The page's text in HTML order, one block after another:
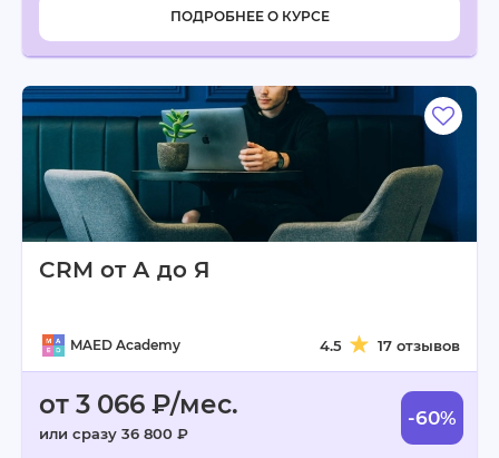
ПОДРОБНЕЕ О КУРСЕ
CRM от А до Я
MAED Academy 4.5 17 отзывов
от 3 066 ₽/мес.
или сразу 36 800 ₽
-60%